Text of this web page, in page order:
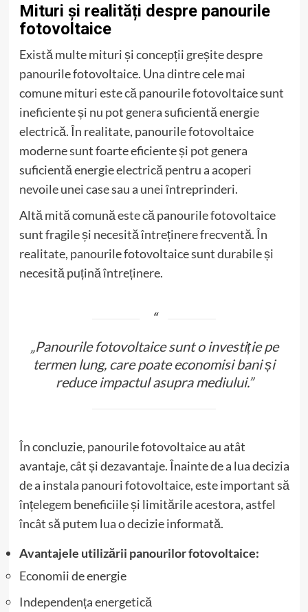
Mituri și realități despre panourile
fotovoltaice
Există multe mituri și concepții greșite despre
panourile fotovoltaice. Una dintre cele mai
comune mituri este că panourile fotovoltaice sunt
ineficiente și nu pot genera suficientă energie
electrică. În realitate, panourile fotovoltaice
moderne sunt foarte eficiente și pot genera
suficientă energie electrică pentru a acoperi
nevoile unei case sau a unei întreprinderi.
Altă mită comună este că panourile fotovoltaice
sunt fragile și necesită întreținere frecventă. În
realitate, panourile fotovoltaice sunt durabile și
necesită puțină întreținere.
„Panourile fotovoltaice sunt o investiție pe
termen lung, care poate economisi bani și
reduce impactul asupra mediului.”
În concluzie, panourile fotovoltaice au atât
avantaje, cât și dezavantaje. Înainte de a lua decizia
de a instala panouri fotovoltaice, este important să
înțelegem beneficiile și limitările acestora, astfel
încât să putem lua o decizie informată.
Avantajele utilizării panourilor fotovoltaice:
Economii de energie
Independența energetică